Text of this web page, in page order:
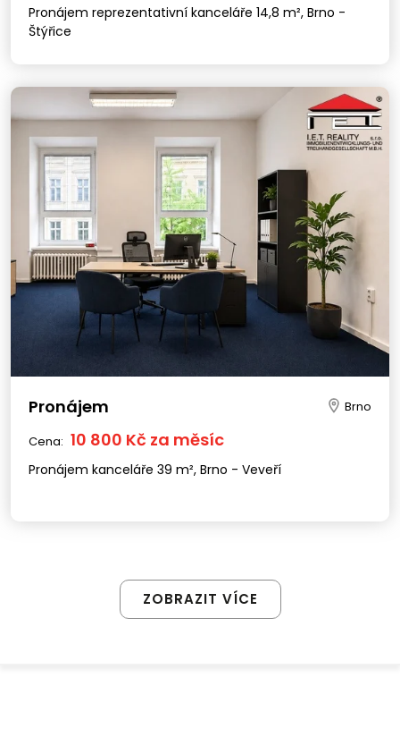
Pronájem reprezentativní kanceláře 14,8 m², Brno -
Štýřice
Pronájem Brno
Cena: 10 800 Kč za měsíc
Pronájem kanceláře 39 m², Brno - Veveří
ZOBRAZIT VÍCE